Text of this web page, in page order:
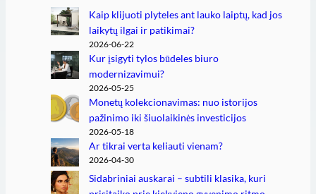
Kaip klijuoti plyteles ant lauko laiptų, kad jos
laikytų ilgai ir patikimai?
2026-06-22
Kur įsigyti tylos būdeles biuro
modernizavimui?
2026-05-25
Monetų kolekcionavimas: nuo istorijos
pažinimo iki šiuolaikinės investicijos
2026-05-18
Ar tikrai verta keliauti vienam?
2026-04-30
Sidabriniai auskarai – subtili klasika, kuri